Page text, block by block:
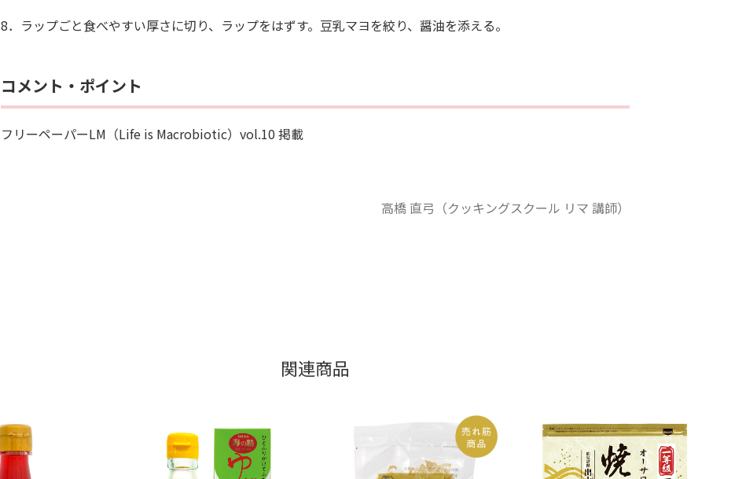
8．ラップごと食べやすい厚さに切り、ラップをはずす。豆乳マヨを絞り、醤油を添える。
コメント・ポイント
フリーペーパーLM（Life is Macrobiotic）vol.10 掲載
高橋 直弓（クッキングスクール リマ 講師）
関連商品